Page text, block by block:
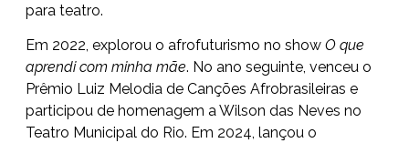
para teatro.
Em 2022, explorou o afrofuturismo no show O que
aprendi com minha mãe. No ano seguinte, venceu o
Prêmio Luiz Melodia de Canções Afrobrasileiras e
participou de homenagem a Wilson das Neves no
Teatro Municipal do Rio. Em 2024, lançou o